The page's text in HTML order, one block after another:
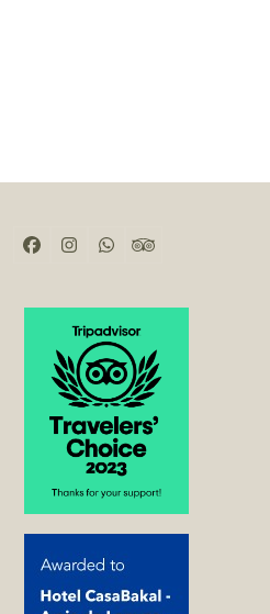
Facebook
Instagram
WhatsappTripadvisor